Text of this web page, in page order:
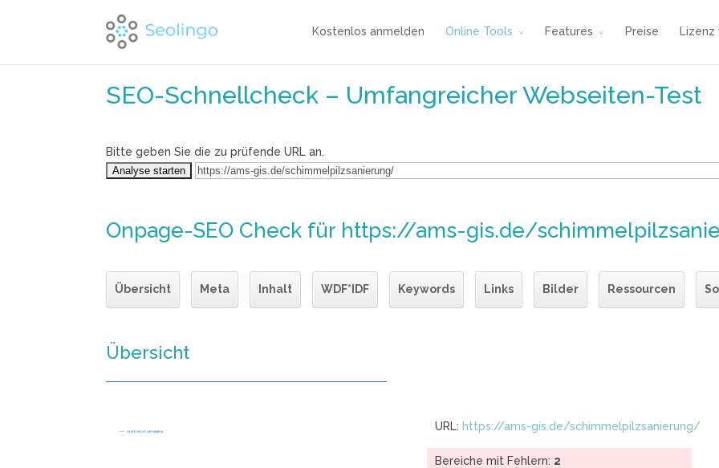
Kostenlos anmelden Online Tools Features Preise Lizenz
SEO-Schnellcheck – Umfangreicher Webseiten-Test
Bitte geben Sie die zu prüfende URL an.
Onpage-SEO Check für https://ams-gis.de/
Übersicht Meta Inhalt WDF*IDF Keywords Links Bilder Ressourcen
Übersicht
URL: https://ams-gis.de/schimmelpilzsanierung/
Bereiche mit Fehlern: 2